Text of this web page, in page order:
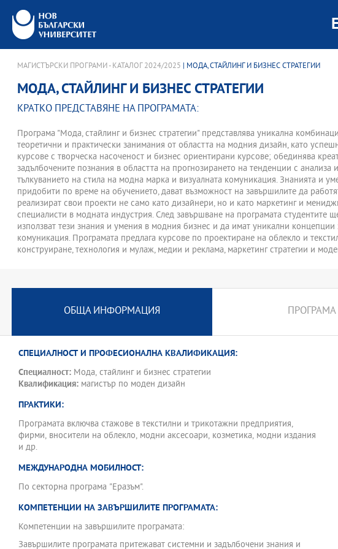
МАГИСТЪРСКИ ПРОГРАМИ - КАТАЛОГ 2024/2025 | МОДА, СТАЙЛИНГ И БИЗНЕС СТРАТЕГИИ
МОДА, СТАЙЛИНГ И БИЗНЕС СТРАТЕГИИ
КРАТКО ПРЕДСТАВЯНЕ НА ПРОГРАМАТА:
Програма "Мода, стайлинг и бизнес стратегии" представлява уникална
теоретични и практически занимания от областта на модния дизайн, като
курсове с творческа насоченост и бизнес ориентирани курсове; обединява
задълбочените познания в областта на прогнозирането на тенденции с анализа и
тълкуванието на стила на модна марка и визуалната комуникация. Знанията и
придобити по време на обучението, дават възможност на завършилите да
реализират свои проекти не само като дизайнери, но и като маркетинг и
специалисти в модната индустрия. След завършване на програмата студентите
използват тези знания и умения в модния бизнес и да имат уникални концепции
комуникация. Програмата предлага курсове по проектиране на облекло и
конструиране, технология и мулаж, медии и реклама, маркетинг стратегии и
от специалисти, доказали се в практиката. Целта на програмата е да създаде
Програмата предлага подготвителен модул за кандидати от други образователни
ОБЩА ИНФОРМАЦИЯ ПРОГРАМА
СПЕЦИАЛНОСТ И ПРОФЕСИОНАЛНА КВАЛИФИКАЦИЯ:
Специалност: Мода, стайлинг и бизнес стратегии
Квалификация: магистър по моден дизайн
ПРАКТИКИ:
Програмата включва стажове в текстилни и трикотажни предприятия,
фирми, вносители на облекло, модни аксесоари, козметика, модни издания
и др.
МЕЖДУНАРОДНА МОБИЛНОСТ:
По секторна програма "Еразъм".
КОМПЕТЕНЦИИ НА ЗАВЪРШИЛИТЕ ПРОГРАМАТА:
Компетенции на завършилите програмата:
Завършилите програмата притежават системни и задълбочени знания и